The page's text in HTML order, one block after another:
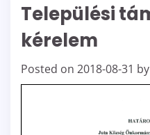
Települési
kérelem
Posted on 2018-08-31 by